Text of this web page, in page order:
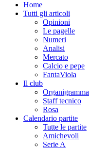
Home
Tutti gli articoli
Opinioni
Le pagelle
Numeri
Analisi
Mercato
Calcio e pepe
FantaViola
Il club
Organigramma
Staff tecnico
Rosa
Calendario partite
Tutte le partite
Amichevoli
Serie A